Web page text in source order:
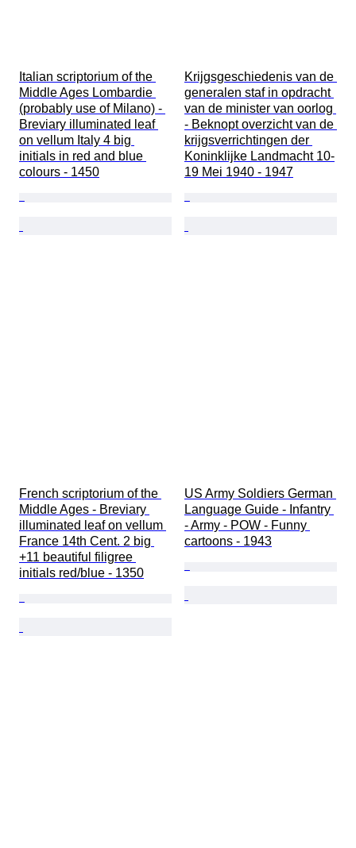
Italian scriptorium of the
Middle Ages Lombardie
(probably use of Milano) -
Breviary illuminated leaf
on vellum Italy 4 big
initials in red and blue
colours - 1450
Krijgsgeschiedenis van de
generalen staf in opdracht
van de minister van oorlog
- Beknopt overzicht van de
krijgsverrichtingen der
Koninklijke Landmacht 10-
19 Mei 1940 - 1947
French scriptorium of the
Middle Ages - Breviary
illuminated leaf on vellum
France 14th Cent. 2 big
+11 beautiful filigree
initials red/blue - 1350
US Army Soldiers German
Language Guide - Infantry
- Army - POW - Funny
cartoons - 1943